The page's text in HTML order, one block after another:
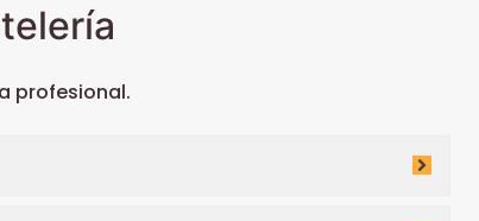
profesional.